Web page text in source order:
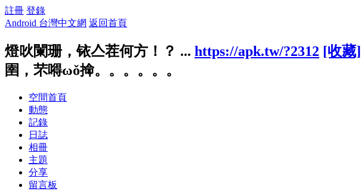
註冊 登錄
Android 台灣中文網 返回首頁
燈吙闌珊，铱亼茬何方！？ ... https://apk.tw/?2312 [收藏]
圉，芣嘚ωǒ掵。。。。。。
空間首頁
動態
記錄
日誌
相冊
主題
分享
留言板